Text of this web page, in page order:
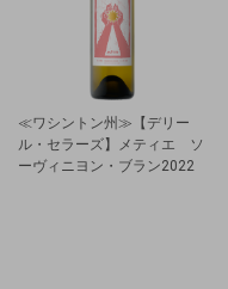
≪ワシントン州≫【デリー
ル・セラーズ】メティエ ソ
ーヴィニヨン・ブラン2022